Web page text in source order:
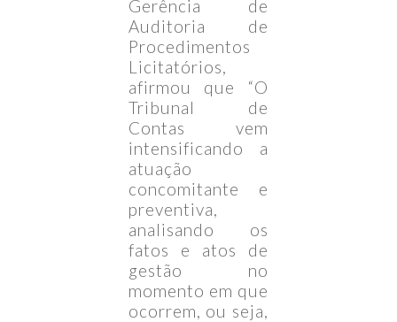
Gerência de
Auditoria de
Procedimentos
Licitatórios,
afirmou que “O
Tribunal de
Contas vem
intensificando a
atuação
concomitante e
preventiva,
analisando os
fatos e atos de
gestão no
momento em que
ocorrem, ou seja,